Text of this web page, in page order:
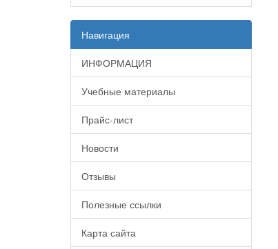
Навигация
ИНФОРМАЦИЯ
Учебные материалы
Прайс-лист
Новости
Отзывы
Полезные ссылки
Карта сайта